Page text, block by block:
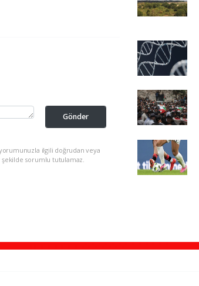
Gönder
ilgili doğrudan veya
sorumlu tutulamaz.